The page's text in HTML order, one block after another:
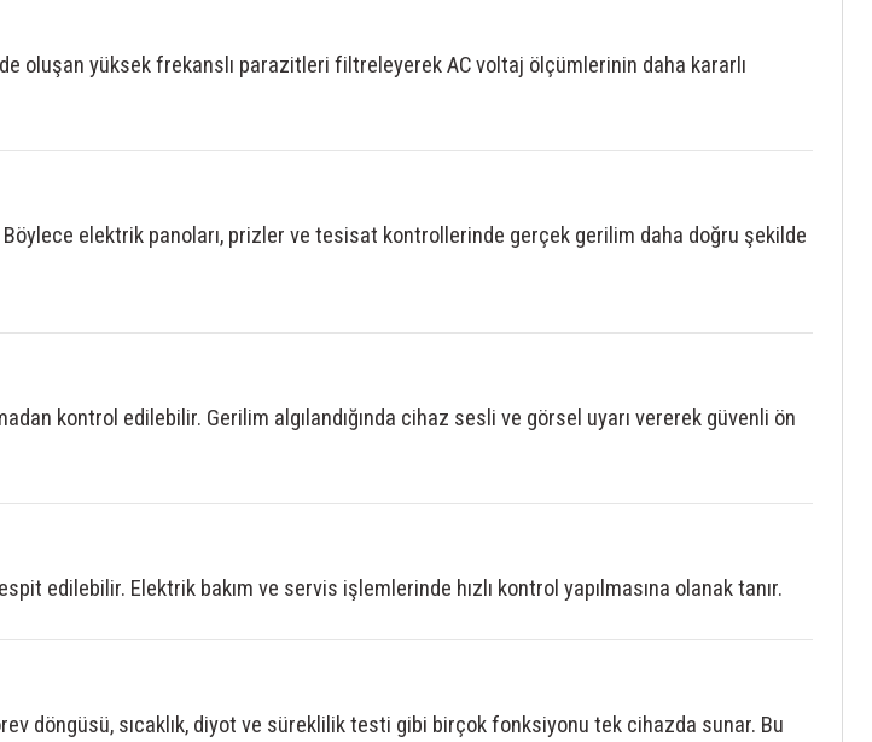
oluşan yüksek frekanslı parazitleri filtreleyerek AC voltaj ölçümlerinin daha kararlı
elektrik panoları, prizler ve tesisat kontrollerinde gerçek gerilim daha doğru şekilde
kontrol edilebilir. Gerilim algılandığında cihaz sesli ve görsel uyarı vererek güvenli ön
edilebilir. Elektrik bakım ve servis işlemlerinde hızlı kontrol yapılmasına olanak tanır.
döngüsü, sıcaklık, diyot ve süreklilik testi gibi birçok fonksiyonu tek cihazda sunar. Bu